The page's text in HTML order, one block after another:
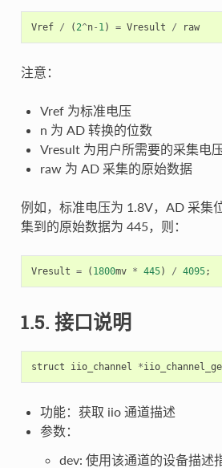
Vref / (2^n- 1) = Vresult / raw
注意：
Vref 为标准电压
n 为 AD 转换的位数
Vresult 为用户所需要的采集电
raw 为 AD 采集的原始数据
例如，标准电压为 1.8V，AD 采集
集到的原始数据为 445，则：
Vresult = ( 1800mv * 445) / 4095;
1.5. 接口说明
struct iio_channel *
功能：获取 iio 通道描述
参数：
dev: 使用该通道的设备描述